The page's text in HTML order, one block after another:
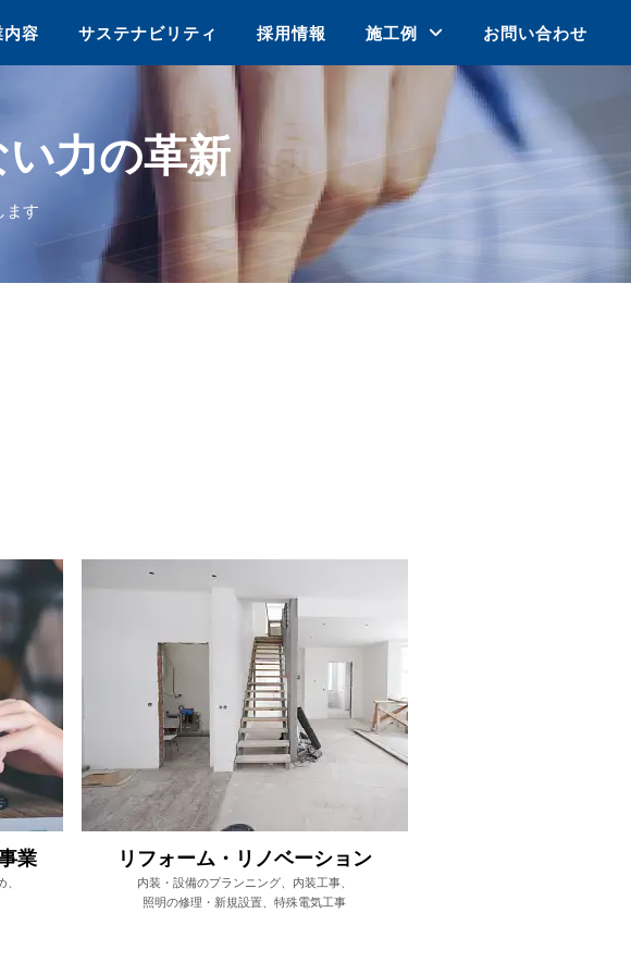
力の革新
ます
容 サステナビリティ 採用情報 施工例 お問い合わせ
業 リフォーム・リノベーション
内装・設備のプランニング、内装工事、
照明の修理・新規設置、特殊電気工事